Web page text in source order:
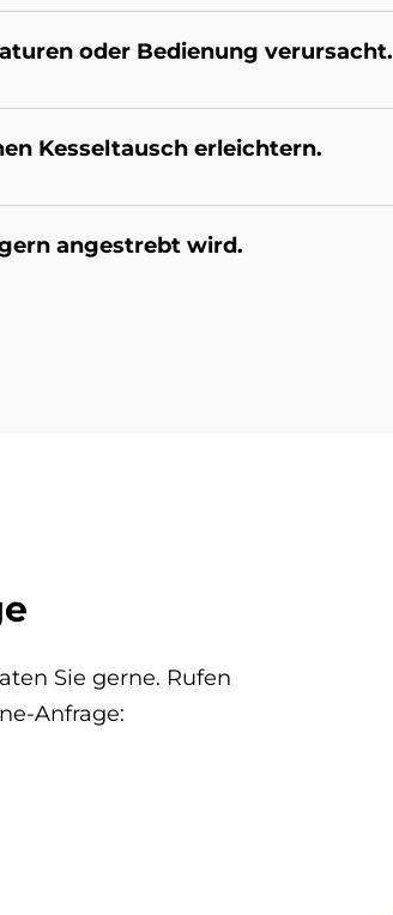
oder Be­die­n­ung ver­ur­sacht.
Kes­sel­tausch er­leich­tern.
an­ge­stre­bt wird.
Sie gerne. Rufen
Anfrage: